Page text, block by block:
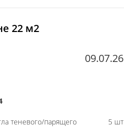
22 м2
09.07.26
теневого/парящего 5 шт